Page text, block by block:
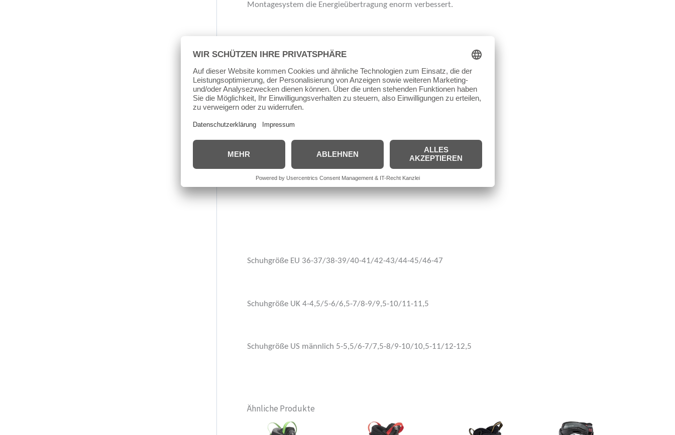
Montagesystem die Energieübertragung enorm verbessert.
Rollengröße: 100 mm
Rahmenaufbau: 3 x 100 mm
Schuhgröße EU 36-37/38-39/40-41/42-43/44-45/46-47
Schuhgröße UK 4-4,5/5-6/6,5-7/8-9/9,5-10/11-11,5
Schuhgröße US männlich 5-5,5/6-7/7,5-8/9-10/10,5-11/12-12,5
Ähnliche Produkte